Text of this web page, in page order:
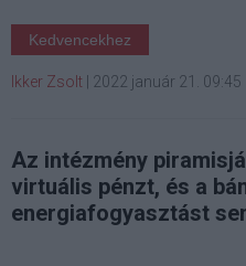
Kedvencekhez
Ikker Zsolt 2022 január 21. 09:45
Az intézmény
virtuális pénzt, és a
energiafogyasztást